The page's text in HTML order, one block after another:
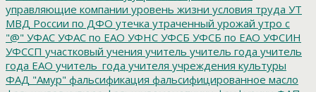
управляющие компании уровень жизни условия труда УТ
МВД России по ДФО утечка утраченный урожай утро с
"@" УФАС УФАС по ЕАО УФНС УФСБ УФСБ по ЕАО УФСИН
УФССП участковый учения учитель учитель года учитель
года ЕАО учитель_года учителя учреждения культуры
ФАД "Амур" фальсификация фальсифицированное масло